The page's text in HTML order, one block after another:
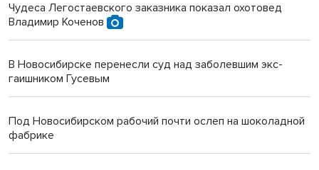
Чудеса Легостаевского заказника показал охотовед
Владимир Коченов
В Новосибирске перенесли суд над заболевшим экс-
гаишником Гусевым
Под Новосибирском рабочий почти ослеп на шоколадной
фабрике